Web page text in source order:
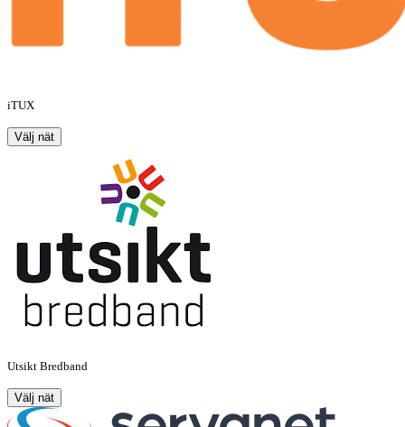
iTUX
Välj nät
Utsikt Bredband
Välj nät